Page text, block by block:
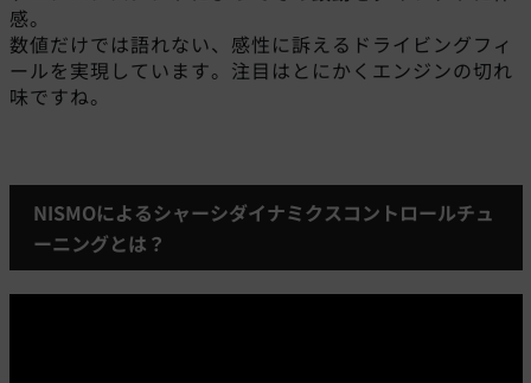
感。
数値だけでは語れない、感性に訴えるドライビングフィ
ールを実現しています。注目はとにかくエンジンの切れ
味ですね。
NISMOによるシャーシダイナミクスコントロールチュ
ーニングとは？